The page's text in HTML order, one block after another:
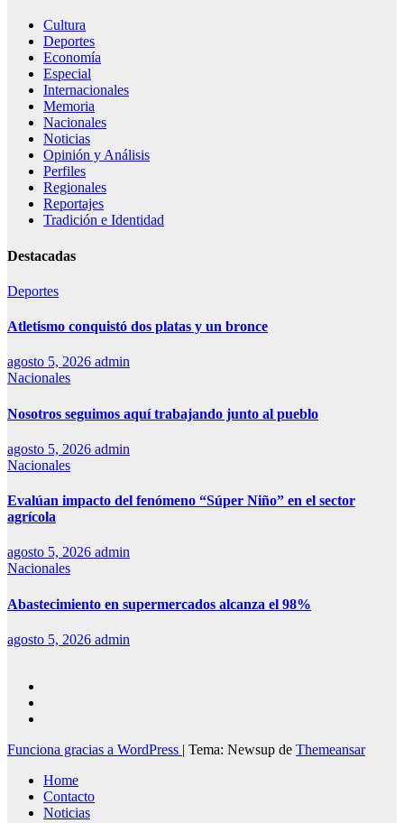
Cultura
Deportes
Economía
Especial
Internacionales
Memoria
Nacionales
Noticias
Opinión y Análisis
Perfiles
Regionales
Reportajes
Tradición e Identidad
Destacadas
Deportes
Atletismo conquistó dos platas y un bronce
agosto 5, 2026 admin
Nacionales
Nosotros seguimos aquí trabajando junto al pueblo
agosto 5, 2026 admin
Nacionales
Evalúan impacto del fenómeno “Súper Niño” en el sector
agrícola
agosto 5, 2026 admin
Nacionales
Abastecimiento en supermercados alcanza el 98%
agosto 5, 2026 admin
Funciona gracias a WordPress | Tema: Newsup de Themeansar
Home
Contacto
Noticias